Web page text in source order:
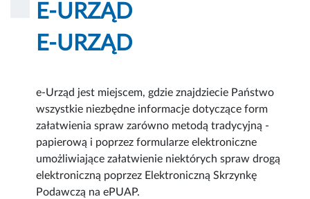
E-URZĄD
E-URZĄD
e-Urząd jest miejscem, gdzie znajdziecie Państwo
wszystkie niezbędne informacje dotyczące form
załatwienia spraw zarówno metodą tradycyjną -
papierową i poprzez formularze elektroniczne
umożliwiające załatwienie niektórych spraw drogą
elektroniczną poprzez Elektroniczną Skrzynkę
Podawczą na ePUAP.